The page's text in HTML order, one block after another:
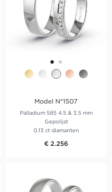
Model N°1507
Palladium 585 4.5 & 3.5 mm
Gepolijst
0.13 ct diamanten
€ 2.256